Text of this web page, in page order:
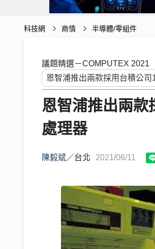
科技網 商情 半導體/零組件
議題精選－COMPUTEX 2021
恩智浦推出兩款
處理器
陳毅斌／台北 2021/06/11